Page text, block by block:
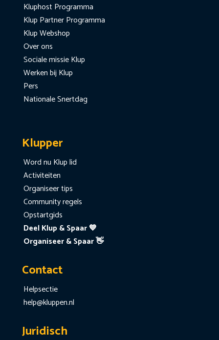
Kluphost Programma
Klup Partner Programma
Klup Webshop
Over ons
Sociale missie Klup
Werken bij Klup
Pers
Nationale Snertdag
Klupper
Word nu Klup lid
Activiteiten
Organiseer tips
Community regels
Opstartgids
Deel Klup & Spaar 💙
Organiseer & Spaar 👋
Contact
Helpsectie
help@kluppen.nl
Juridisch